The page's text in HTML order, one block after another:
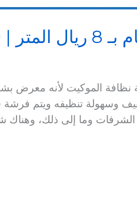
الموكيت لأنه معرض
وسهولة تنظيفه ويتم
في الشرفات وما إلى ذلك،